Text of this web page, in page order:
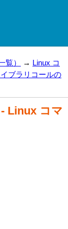
覧） → Linux コ
ブラリコールの
Linux コマ